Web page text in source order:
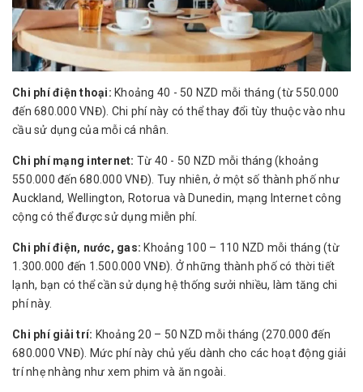
Chi phí điện thoại: Khoảng 40 - 50 NZD mỗi tháng (từ 550.000
đến 680.000 VNĐ). Chi phí này có thể thay đổi tùy thuộc vào nhu
cầu sử dụng của mỗi cá nhân.
Chi phí mạng internet: Từ 40 - 50 NZD mỗi tháng (khoảng
550.000 đến 680.000 VNĐ). Tuy nhiên, ở một số thành phố như
Auckland, Wellington, Rotorua và Dunedin, mạng Internet công
cộng có thể được sử dụng miễn phí.
Chi phí điện, nước, gas: Khoảng 100 – 110 NZD mỗi tháng (từ
1.300.000 đến 1.500.000 VNĐ). Ở những thành phố có thời tiết
lạnh, bạn có thể cần sử dụng hệ thống sưởi nhiều, làm tăng chi
phí này.
Chi phí giải trí: Khoảng 20 – 50 NZD mỗi tháng (270.000 đến
680.000 VNĐ). Mức phí này chủ yếu dành cho các hoạt động giải
trí nhẹ nhàng như xem phim và ăn ngoài.